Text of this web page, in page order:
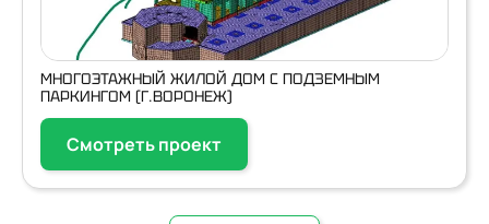
МНОГОЭТАЖНЫЙ ЖИЛОЙ ДОМ С ПОДЗЕМНЫМ
ПАРКИНГОМ (Г.ВОРОНЕЖ)
Смотреть проект